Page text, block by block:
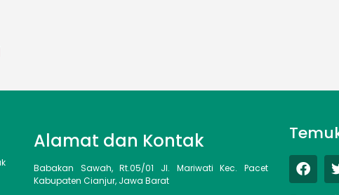
Alamat dan Kontak
Babakan Sawah, Rt.05/01 Jl. Mariwati Kec. Pacet
Kabupaten Cianjur, Jawa Barat